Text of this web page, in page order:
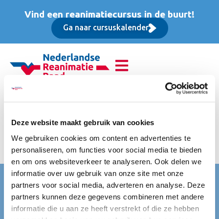
Deze website maakt gebruik van cookies
We gebruiken cookies om content en advertenties te
personaliseren, om functies voor social media te bieden
en om ons websiteverkeer te analyseren. Ook delen we
informatie over uw gebruik van onze site met onze
partners voor social media, adverteren en analyse. Deze
partners kunnen deze gegevens combineren met andere
informatie die u aan ze heeft verstrekt of die ze hebben
Vind een reanimatiecursus in de buurt!
Ga naar cursuskalender
Reanimatie van
volwassenen (BLS),
Basis cursus
Nederlandse Reanimatie Raad (NRR)
Mercatorlaan 1200
3528 BL Utrecht